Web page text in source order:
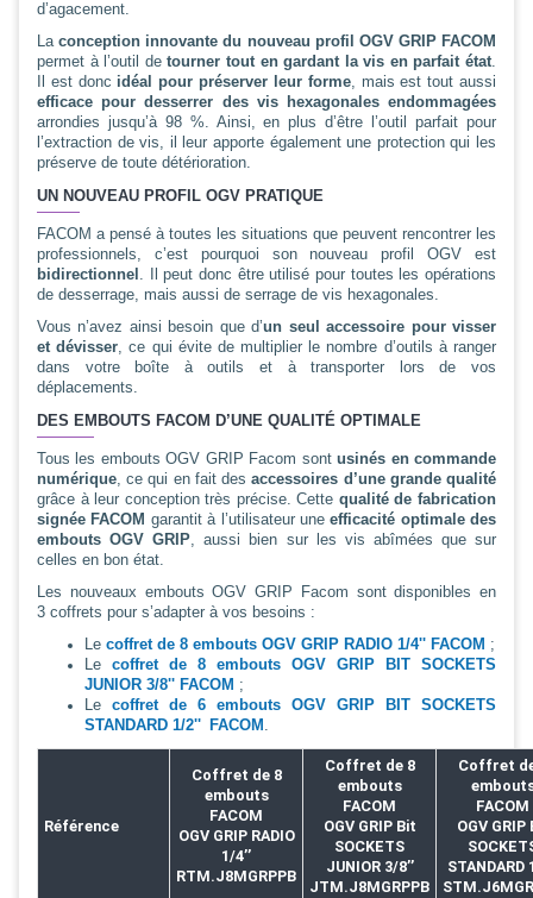
d’agacement.
Laconception innovante du nouveau profil OGV GRIP FACOM
permet à l’outil detourner tout en gardant la vis en parfait état.
Il est donc idéal pour préserver leur forme, mais est tout aussi
efficace pour desserrer des vis hexagonales endommagées
arrondies jusqu’à 98 %. Ainsi, en plus d’être l’outil parfait pour
l’extraction de vis, il leur apporte également une protection qui les
préserve de toute détérioration.
UN NOUVEAU PROFIL OGV PRATIQUE
FACOM a pensé à toutes les situations que peuvent rencontrer les
professionnels, c’est pourquoi son nouveau profil OGV est
bidirectionnel . Il peut donc être utilisé pour toutes les opérations
de desserrage, mais aussi de serrage de vis hexagonales.
Vous n’avez ainsi besoin que d’un seul accessoire pour visser
et dévisser, ce qui évite de multiplier le nombre d’outils à ranger
dans votre boîte à outils et à transporter lors de vos
déplacements.
DES EMBOUTS FACOM D’UNE QUALITÉ OPTIMALE
Tous les embouts OGV GRIP Facom sontusinés en commande
numérique, ce qui en fait desaccessoires d’une grande qualité
grâce à leur conception très précise. Cette qualité de fabrication
signée FACOM garantit à l’utilisateur uneefficacité optimale des
embouts OGV GRIP, aussi bien sur les vis abîmées que sur
celles en bon état.
Les nouveaux embouts OGV GRIP Facom sont disponibles en
3 coffrets pour s’adapter à vos besoins :
Le coffret de 8 embouts OGV GRIP RADIO 1/4'' FACOM ;
Le coffret de 8 embouts OGV GRIP BIT SOCKETS
JUNIOR 3/8'' FACOM ;
Le coffret de 6 embouts OGV GRIP BIT SOCKETS
STANDARD 1/2'' FACOM .
Référence
Coffret de 8
embouts
FACOM
OGV GRIP RADIO
1/4’’
RTM.J8MGRPPB
Coffret de 8
embouts
FACOM
OGV GRIP Bit
SOCKETS
JUNIOR 3/8’’
JTM.J8MGRPPB
Coffret
FACOM
OGV GRIP
STANDARD